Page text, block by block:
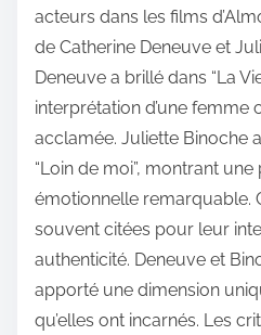
acteurs dans les films
de Catherine Deneuve et
Deneuve a brillé dans “La
interprétation d’une femme
acclamée. Juliette Binoche
“Loin de moi”, montrant
émotionnelle remarquable.
souvent citées pour leur
authenticité. Deneuve et
apporté une dimension
qu’elles ont incarnés. Les